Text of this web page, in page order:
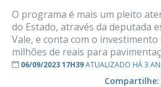
O programa é mais um pleito
do Estado, através da deputada
Vale, e conta com o investimento
milhões de reais para
06/09/2023 17H39ATUALIZADO HÁ 3
Compartilhe: